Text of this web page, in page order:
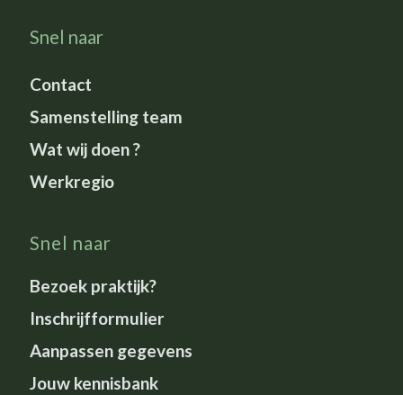
Snel naar
Contact
Samenstelling team
Wat wij doen ?
Werkregio
Snel naar
Bezoek praktijk?
Inschrijfformulier
Aanpassen gegevens
Jouw kennisbank